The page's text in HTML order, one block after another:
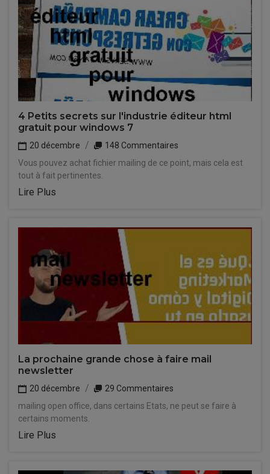
4 Petits secrets sur l'industrie éditeur html
gratuit pour windows 7
20 décembre
148 Commentaires
Vous pouvez achat fichier mailing de ce point, mais cela est
tout à fait pertinentes.
Lire Plus
La prochaine grande chose à faire mail
newsletter
20 décembre
29 Commentaires
mailing open office, dans certains Etats, ne peut se faire à
certains moments.
Lire Plus